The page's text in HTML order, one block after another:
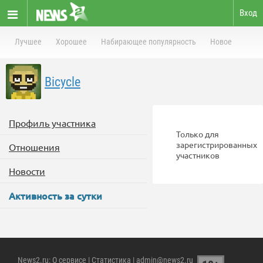
Вход
Лучшее Хорошее Набирающее популярность Новое
Bicycle
Профиль участника
Отношения
Новости
Активность за сутки
Только для
зарегистрированных
участников
News2.ru: О сервисе | Статистика | admin@news2.ru